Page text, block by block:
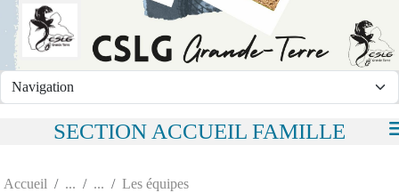
SECTION ACCUEIL FAMILLE
Accueil Les équipes
Panneau de gestion des cookies